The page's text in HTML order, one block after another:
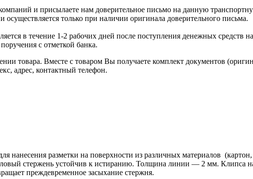
и присылаете нам доверительное письмо на данную
осуществляется только при наличии оригинала доверительного письма.
в течение 1-2 рабочих дней после поступления денежных средств
с отметкой банка.
товара. Вместе с товаром Вы получаете комплект документов
адрес, контактный телефон.
нанесения разметки на поверхности из различных материалов
стержень устойчив к истиранию. Толщина линии — 2 мм. Клипса
преждевременное засыхание стержня.